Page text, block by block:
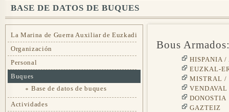
BASE DE DATOS DE BUQUES
La Marina de Guerra Auxiliar de Euzkadi
Organización
Personal
Buques
Base de datos de buques
Actividades
Bous
HISPANIA
EUZKAL-
MISTRAL /
DONOSTIA
GAZTEIZ